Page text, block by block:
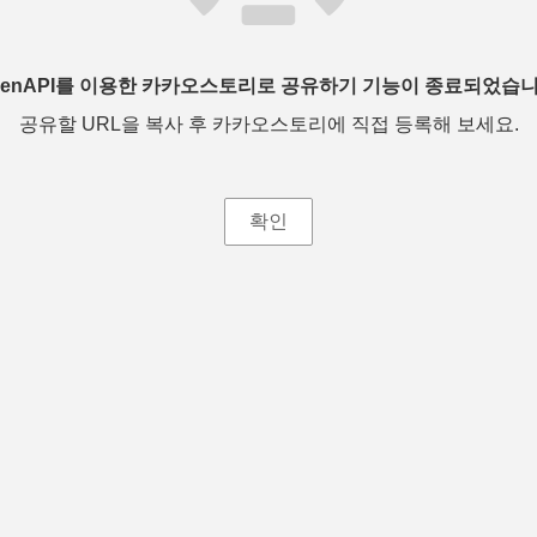
를 이용한 카카오스토리로 공유하기 기능이 종료되었습
공유할 URL을 복사 후 카카오스토리에 직접 등록해 보세요.
확인